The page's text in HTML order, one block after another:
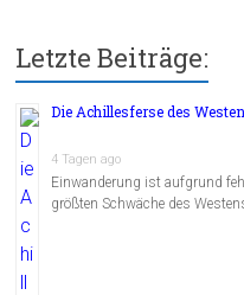
Letzte Beiträge:
Die Achillesferse des
4 Tagen ago
Einwanderung ist aufgrund
größten Schwäche des